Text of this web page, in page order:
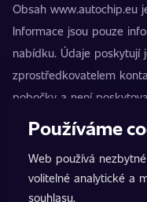
Obsah www.autochip.eu
Informace jsou pouze
nabídku. Údaje poskytují
zprostředkovatelem
pobočky a není
registrovaná ochranná
nezpůsobilosti vozidla k
Přesné informace
Používáme
Web používá
volitelné analytické a
souhlasu.